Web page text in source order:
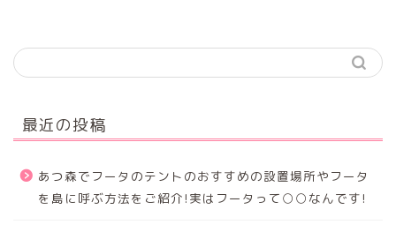
最近の投稿
あつ森でフータのテントのおすすめの設置場所やフータ
を島に呼ぶ方法をご紹介!実はフータって○○なんです!